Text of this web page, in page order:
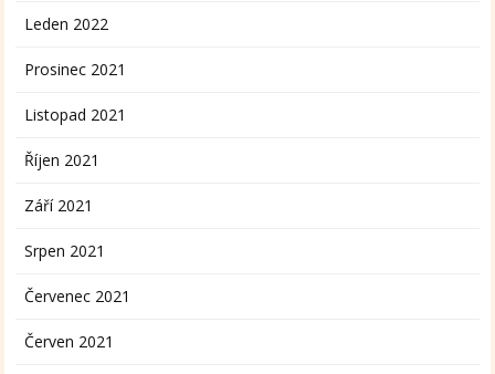
Leden 2022
Prosinec 2021
Listopad 2021
Říjen 2021
Září 2021
Srpen 2021
Červenec 2021
Červen 2021